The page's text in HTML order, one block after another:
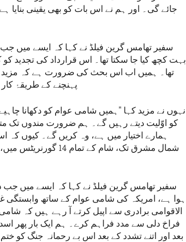
جائے گی۔ اور ہم نے اس بات کو بھی یقینی بنایا
سفیر تھامس گرین فیلڈ نے کہا کہ ایسے میں جب
بہت کچھ کیا جا سکتا تھا۔ اس قرارداد کی تجدید
تھا۔ ہمیں اب اس بحث کی ضرورت ہے کہ مزید
پہنچنے کے طریقۂ
انہوں نے مزید کہا "ہمیں شامی عوام کو دکھانا
کو اوّلیت دیتے رہیں گے۔ ہم ضرورت مندوں تک
ہمارے اختیار میں ہے، وہ کریں گے۔ کیوں
شمال مشرق تک، شام کے
سفیر تھامس گرین فیلڈ نے کہا کہ ایسے میں جب
ہوا ہے، امریکہ کی شامی عوام کے ساتھ
الاقوامی برادری سے اپیل کرتے آ رہے ہیں کہ
فراخ دلی سے مدد فراہم کرے۔ ہم ایک بار پھر
بعد اور اتنے تشدد کے بعد اس بے رحمانہ جنگ کو ختم